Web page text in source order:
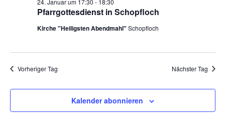
Pfarrgottesdienst in Schopfloch
24. Januar um 17:30 - 18:30
Kirche "Heiligsten Abendmahl" Schopfloch
Vorheriger Tag Nächster Tag
Kalender abonnieren